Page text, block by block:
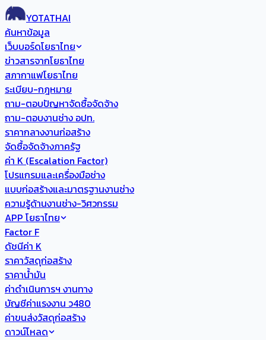
YOTATHAI
ค้นหาข้อมูล
เว็บบอร์ดโยธาไทย
ข่าวสารจากโยธาไทย
สภากาแฟโยธาไทย
ระเบียบ-กฎหมาย
ถาม-ตอบปัญหาจัดซื้อจัดจ้าง
ถาม-ตอบงานช่าง อปท.
ราคากลางงานก่อสร้าง
จัดซื้อจัดจ้างภาครัฐ
ค่า K (Escalation Factor)
โปรแกรมและเครื่องมือช่าง
แบบก่อสร้างและมาตรฐานงานช่าง
ความรู้ด้านงานช่าง-วิศวกรรม
APP โยธาไทย
Factor F
ดัชนีค่า K
ราคาวัสดุก่อสร้าง
ราคาน้ำมัน
ค่าดำเนินการฯ งานทาง
บัญชีค่าแรงงาน ว480
ค่าขนส่งวัสดุก่อสร้าง
ดาวน์โหลด